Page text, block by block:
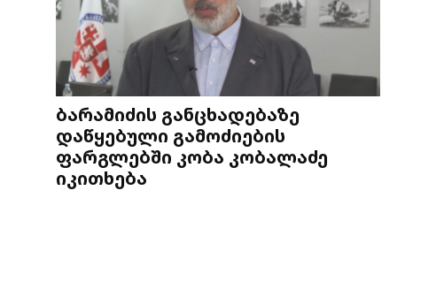
ბარამიძის განცხადებაზე
დაწყებული გამოძიების
ფარგლებში კობა კობალაძე
იკითხება